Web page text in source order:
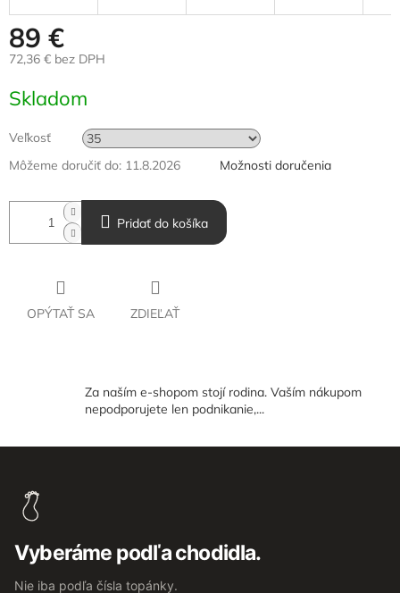
89 €
72,36 € bez DPH
cena:
Skladom
Veľkosť
Môžeme doručiť do: 11.8.2026 Možnosti doručenia
Pridať do košíka
OPÝTAŤ SA ZDIEĽAŤ
Za naším e-shopom stojí rodina. Vaším nákupom
nepodporujete len podnikanie,...
Vyberáme podľa chodidla.
Nie iba podľa čísla topánky.